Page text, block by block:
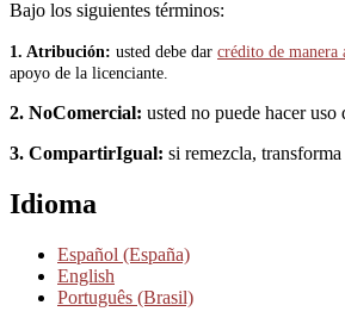
Bajo los siguientes términos:
1. Atribución: usted debe dar crédito de manera
apoyo de la licenciante.
2. NoComercial: usted no puede hacer uso
3. CompartirIgual: si remezcla,
Idioma
Español (España)
English
Português (Brasil)